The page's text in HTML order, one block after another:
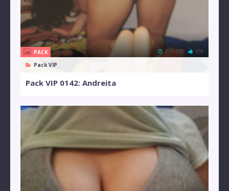
PACK
Pack VIP
373 MB 0%
Pack VIP 0142: Andreita